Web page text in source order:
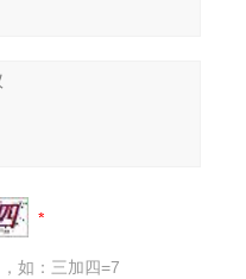
如：三加四=7